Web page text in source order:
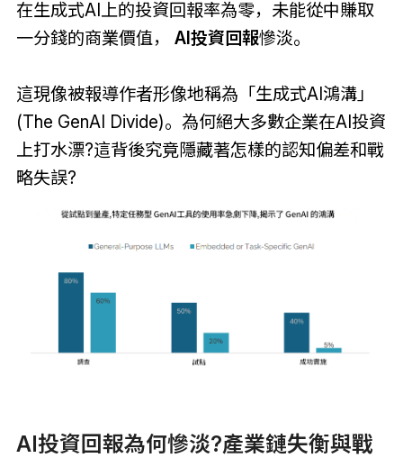
在生成式AI上的投資回報率為零，未能從中賺取
一分錢的商業價值， AI投資回報慘淡。
這現像被報導作者形像地稱為「生成式AI鴻溝」
(The GenAI Divide)。為何絕大多數企業在AI投資
上打水漂?這背後究竟隱藏著怎樣的認知偏差和戰
略失誤?
AI投資回報為何慘淡?產業鏈失衡與戰